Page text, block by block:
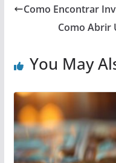
Como Encontrar
Como Abrir
You May